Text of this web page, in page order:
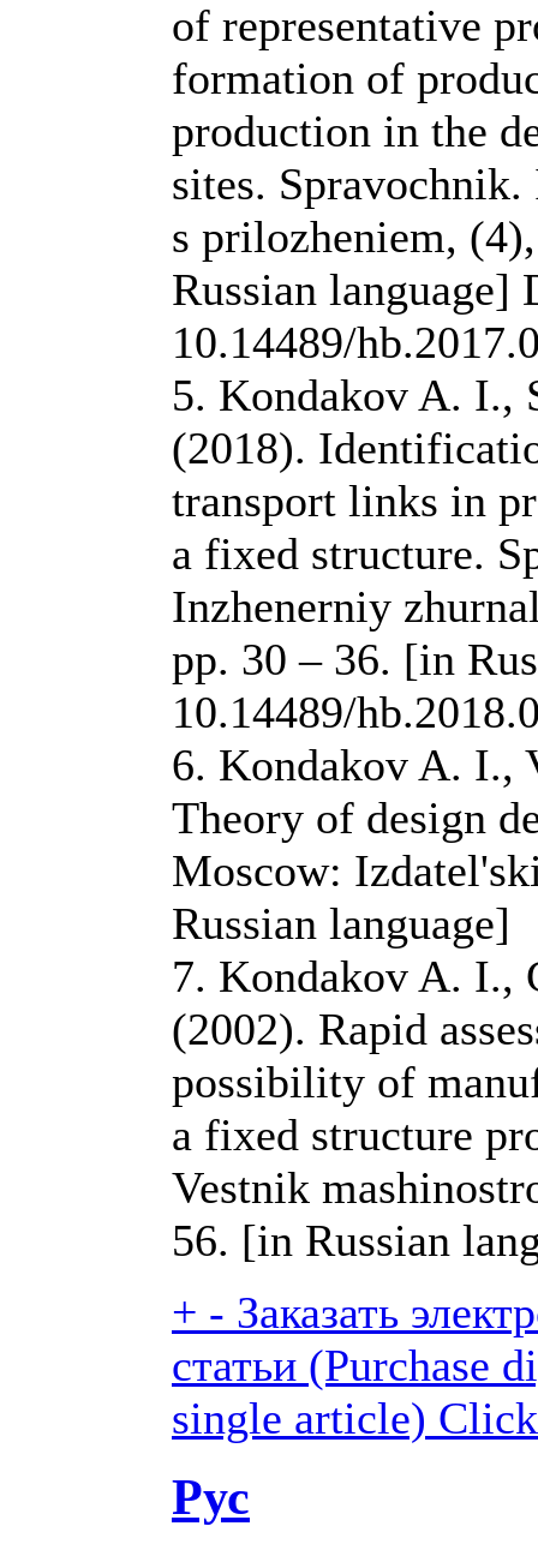
of representative
formation of
production in the
sites.
s prilozheniem,
Russian language]
10.14489/
5. Kondakov A. I.,
(2018).
transport links in
a fixed structure.
Inzhenerniy
pp. 30 – 36. [in
10.14489/
6. Kondakov A. I.,
Theory of design
Moscow:
Russian language]
7. Kondakov A. I.,
(2002). Rapid
possibility of
a fixed structure
Vestnik
56. [in Russian
+ - Заказать
статьи (Purchase
single article)
Рус